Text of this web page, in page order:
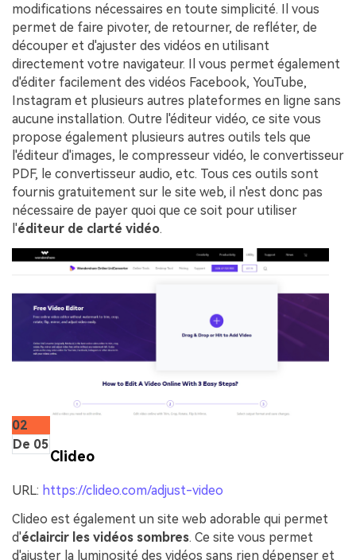
modifications nécessaires en toute simplicité. Il vous
permet de faire pivoter, de retourner, de refléter, de
découper et d'ajuster des vidéos en utilisant
directement votre navigateur. Il vous permet également
d'éditer facilement des vidéos Facebook, YouTube,
Instagram et plusieurs autres plateformes en ligne sans
aucune installation. Outre l'éditeur vidéo, ce site vous
propose également plusieurs autres outils tels que
l'éditeur d'images, le compresseur vidéo, le convertisseur
PDF, le convertisseur audio, etc. Tous ces outils sont
fournis gratuitement sur le site web, il n'est donc pas
nécessaire de payer quoi que ce soit pour utiliser
l'éditeur de clarté vidéo.
02
De 05
Clideo
URL: https://clideo.com/adjust-video
Clideo est également un site web adorable qui permet
d'éclaircir les vidéos sombres. Ce site vous permet
d'ajuster la luminosité des vidéos sans rien dépenser et